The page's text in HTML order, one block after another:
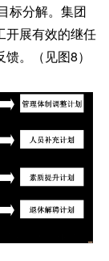
标分解。集团
开展有效的继任
。（见图8）